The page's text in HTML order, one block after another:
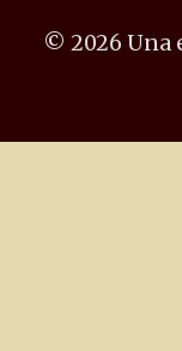
© 2026 Una